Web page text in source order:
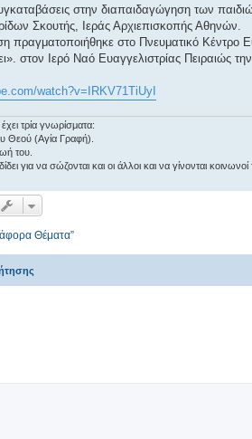
στην διαπαιδαγώγηση των
Σκουτής, Ιεράς Αρχιεπισκοπής Αθηνών.
πραγματοποιήθηκε στο Πνευματικό Κέντρο
στον Ιερό Ναό Ευαγγελιστρίας Πειραιώς
watch?v=IRKV71TiUyI
τρία γνωρίσματα:
Θεού (Αγία Γραφή).
του.
για να σώζονται και οι άλλοι και να γίνονται
Θέματα”